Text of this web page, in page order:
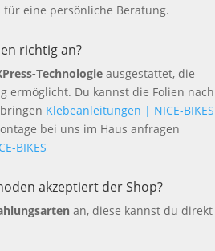
eine persönliche Beratung.
richtig an?
Technologie ausgestattet, die
ermöglicht. Du kannst die Folien nach
Klebeanleitungen | NICE-BIKES
bei uns im Haus anfragen
BIKES
akzeptiert der Shop?
an, diese kannst du direkt